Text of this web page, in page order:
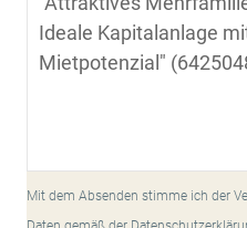
Mit dem Absenden stimme ich der